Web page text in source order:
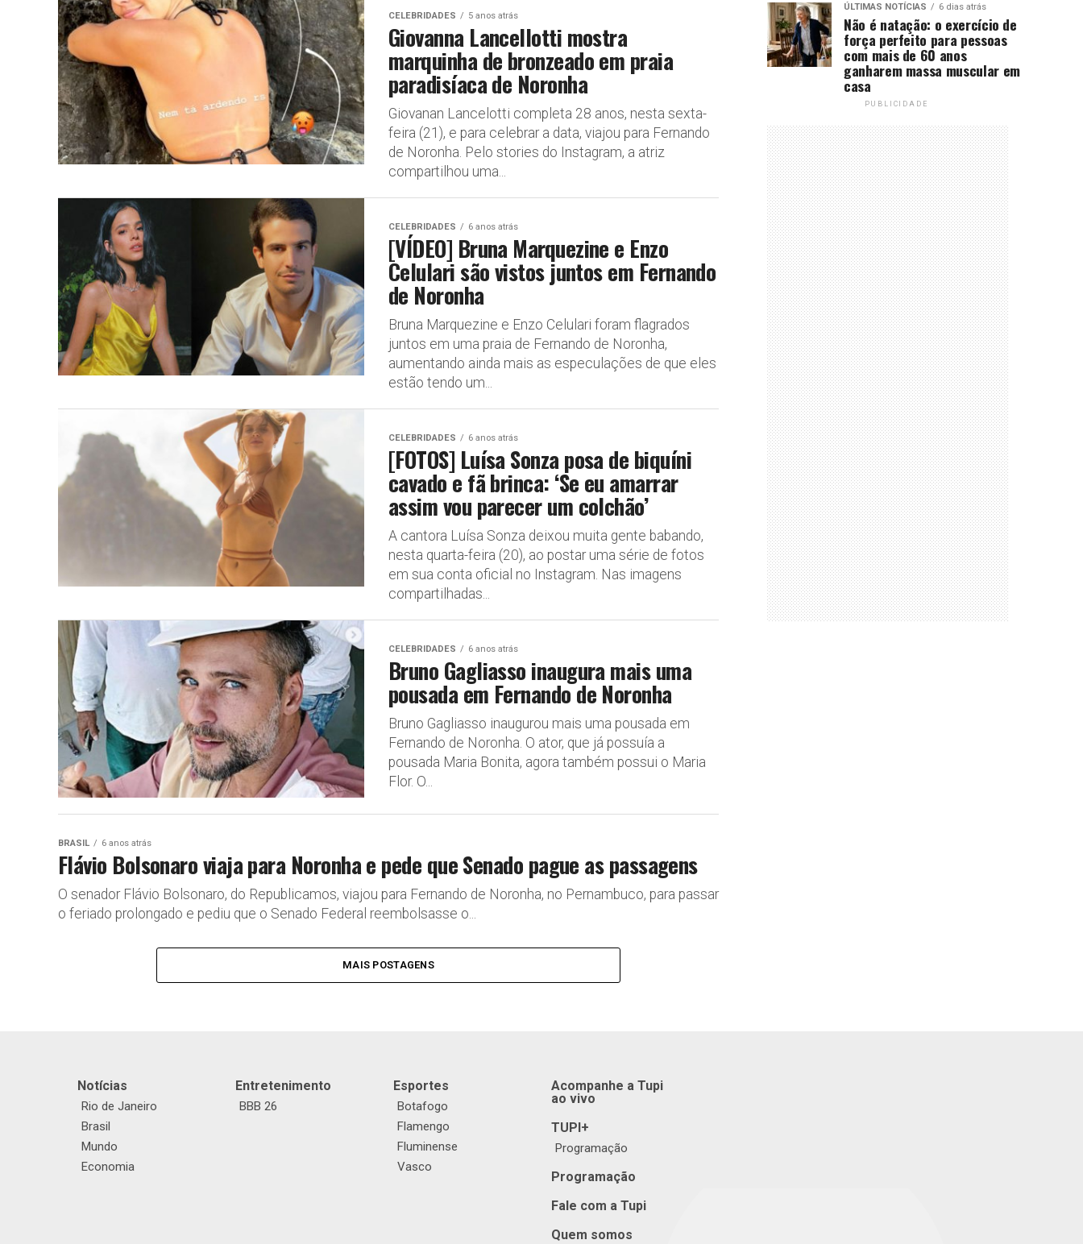
CELEBRIDADES 5 anos atrás
Giovanna Lancellotti mostra
marquinha de bronzeado em praia
paradisíaca de Noronha
Giovanan Lancelotti completa 28 anos, nesta sexta-
feira (21), e para celebrar a data, viajou para Fernando
de Noronha. Pelo stories do Instagram, a atriz
compartilhou uma...
CELEBRIDADES 6 anos atrás
[VÍDEO] Bruna Marquezine e Enzo
Celulari são vistos juntos em Fernando
de Noronha
Bruna Marquezine e Enzo Celulari foram flagrados
juntos em uma praia de Fernando de Noronha,
aumentando ainda mais as especulações de que eles
estão tendo um...
CELEBRIDADES 6 anos atrás
[FOTOS] Luísa Sonza posa de biquíni
cavado e fã brinca: ‘Se eu amarrar
assim vou parecer um colchão’
A cantora Luísa Sonza deixou muita gente babando,
nesta quarta-feira (20), ao postar uma série de fotos
em sua conta oficial no Instagram. Nas imagens
compartilhadas...
CELEBRIDADES 6 anos atrás
Bruno Gagliasso inaugura mais uma
pousada em Fernando de Noronha
Bruno Gagliasso inaugurou mais uma pousada em
Fernando de Noronha. O ator, que já possuía a
pousada Maria Bonita, agora também possui o Maria
Flor. O...
BRASIL 6 anos atrás
Flávio Bolsonaro viaja para Noronha e pede que Senado pague as passagens
O senador Flávio Bolsonaro, do Republicamos, viajou para Fernando de Noronha, no Pernambuco, para passar
o feriado prolongado e pediu que o Senado Federal reembolsasse o...
MAIS POSTAGENS
ÚLTIMAS NOTÍCIAS 6 dias atrás
Não é natação: o exercício de
força perfeito para pessoas
com mais de 60 anos
ganharem massa muscular em
casa
PUBLICIDADE
Notícias
Rio de Janeiro
Brasil
Mundo
Economia
Entretenimento
BBB 26
Esportes
Botafogo
Flamengo
Fluminense
Vasco
Acompanhe a Tupi
ao vivo
TUPI+
Programação
Programação
Fale com a Tupi
Quem somos